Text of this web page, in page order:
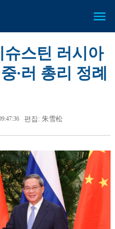
슈스틴 러시아
∙러 총리 정례
편집: 朱雪松